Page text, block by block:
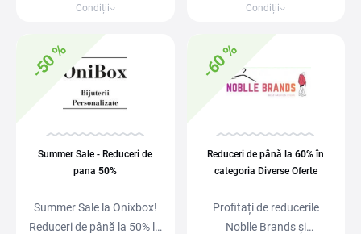
Condiții
Condiții
-50 %
Summer Sale - Reduceri de
pana50%
Summer Sale la Onixbox!
Reduceri de până la 50% la
-60 %
Reduceri de până la60%în
categoria Diverse Oferte
Profitați de reducerile
Noblle Brands și